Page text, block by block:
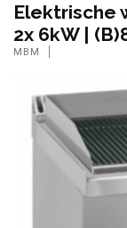
Elektrische
2x 6kW |
MBM